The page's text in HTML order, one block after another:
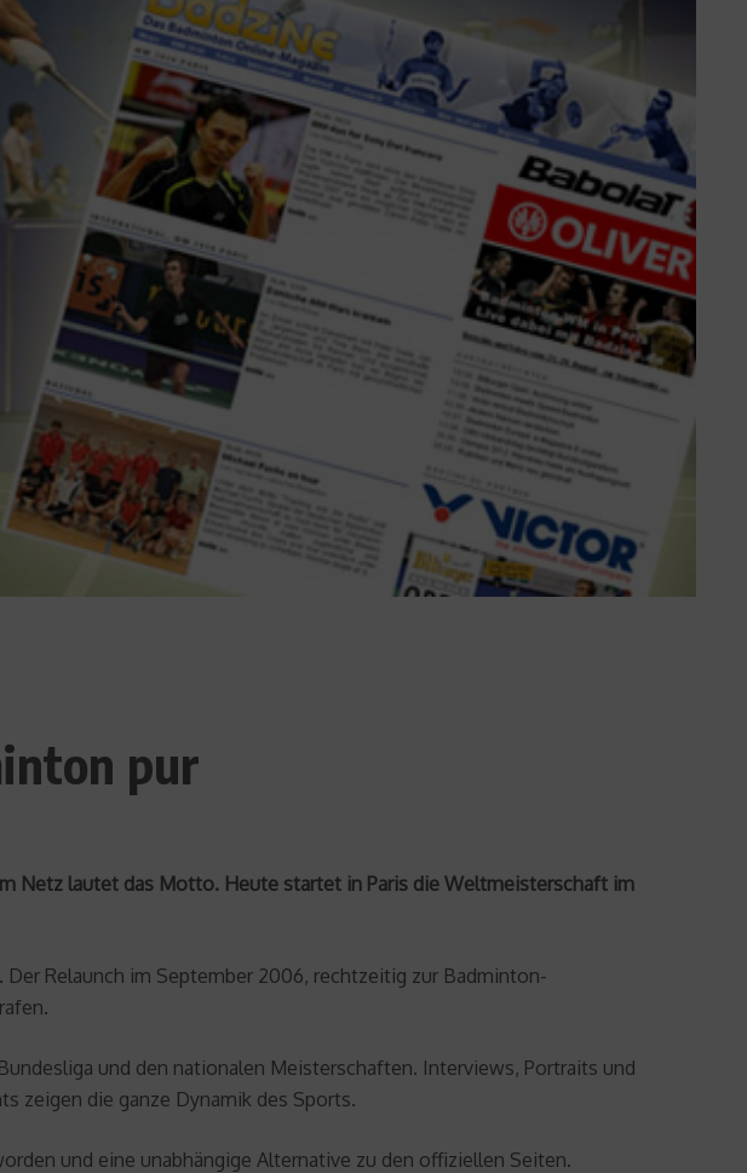
pur
Netz lautet das Motto. Heute startet in Paris die Weltmeisterschaft im
Relaunch im September 2006, rechtzeitig zur Badminton-
und den nationalen Meisterschaften. Interviews, Portraits und
zeigen die ganze Dynamik des Sports.
und eine unabhängige Alternative zu den offiziellen Seiten.